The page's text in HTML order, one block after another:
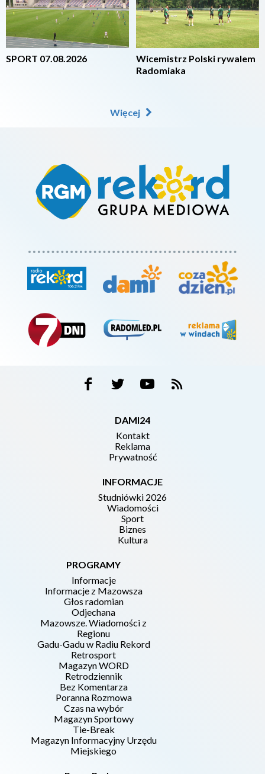
SPORT 07.08.2026
Wicemistrz Polski rywalem
Radomiaka
Więcej
DAMI24
Kontakt
Reklama
Prywatność
INFORMACJE
Studniówki 2026
Wiadomości
Sport
Biznes
Kultura
PROGRAMY
Informacje
Informacje z Mazowsza
Głos radomian
Odjechana
Mazowsze. Wiadomości z
Regionu
Gadu-Gadu w Radiu Rekord
Retrosport
Magazyn WORD
Retrodziennik
Bez Komentarza
Poranna Rozmowa
Czas na wybór
Magazyn Sportowy
Tie-Break
Magazyn Informacyjny Urzędu
Miejskiego